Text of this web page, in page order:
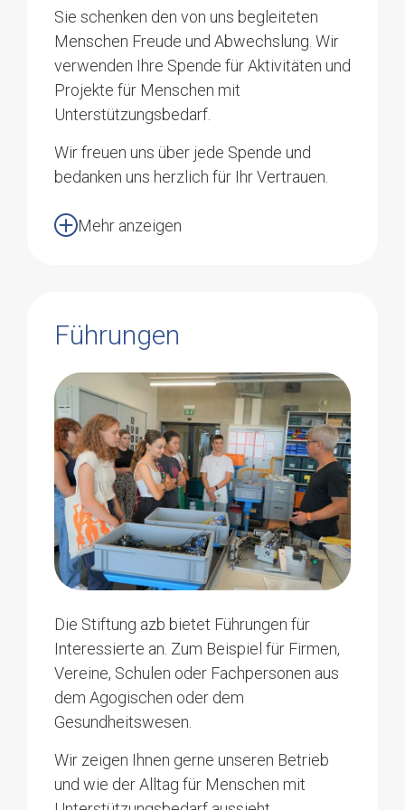
Elsbeth
Bereichsleiterin
elsbeth.ruch@azb.ch
Fernandez
Bereichsleiter
Berufliche Integration
062 746 96 30
roberto.fernandez@azb.ch
Geschichte und Entwicklung
der Stiftung azb
Sie schenken den von uns begleiteten
Menschen Freude und Abwechslung. Wir
verwenden Ihre Spende für Aktivitäten und
Projekte für Menschen mit
Unterstützungsbedarf.
Wir freuen uns über jede Spende und
bedanken uns herzlich für Ihr Vertrauen.
Nachfolgend finden Sie verschiedene
Abgaben an die Banken) bevorzugen wir
Spenden via Überweisung.
Per Überweisung
Aargauer Kantonalbank
Konto: 0387.8095.2003
IBAN: CH89 0076 1038 7809 5200 3
Einzahlungsschein
neuen Einzahlungsscheinen bei
Überweisungen am Postschalter nicht
mehr möglich, individuelle Bemerkungen
hinzuzufügen.
Aus Ihrer Banking-App
Scannen Sie diesen QR-Code direkt in
Mehr anzeigen
Führungen
Die Stiftung azb bietet Führungen für
Interessierte an. Zum Beispiel für Firmen,
Vereine, Schulen oder Fachpersonen aus
dem Agogischen oder dem
Gesundheitswesen.
Wir zeigen Ihnen gerne unseren Betrieb
und wie der Alltag für Menschen mit